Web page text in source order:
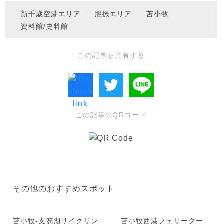
新千歳空港エリア 胆振エリア
苫小牧
資料館/史料館
この記事を共有する
この記事のQRコード
その他のおすすめスポット
苫小牧-支笏湖サイクリン
苫小牧西港フェリーター